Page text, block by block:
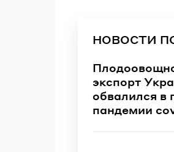
НОВОСТИ
экспорт
обвалился в
пандемии